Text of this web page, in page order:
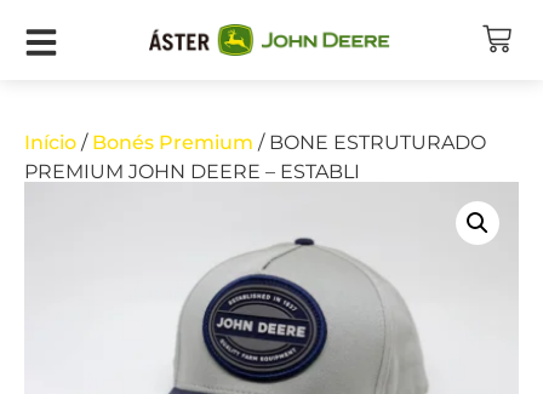
Início / Bonés Premium / BONE ESTRUTURADO
PREMIUM JOHN DEERE – ESTABLI